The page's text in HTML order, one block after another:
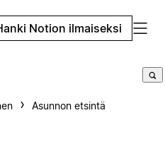
Notion ilmaiseksi
Asunnon etsintä